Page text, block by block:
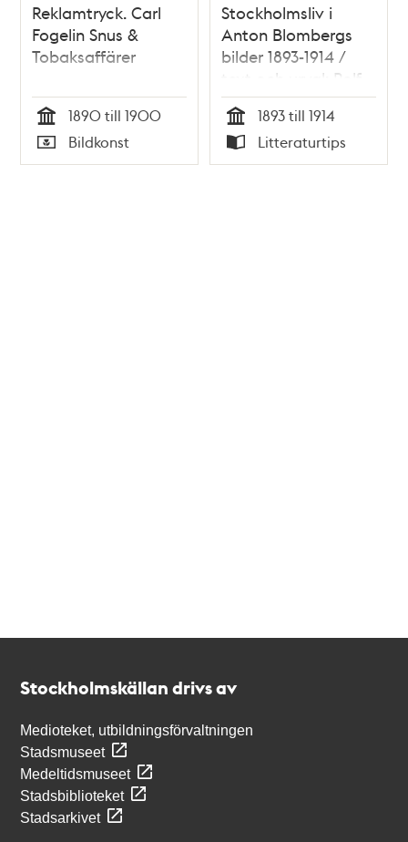
Reklamtryck. Carl
Fogelin Snus &
Tobaksaffärer
Tid
1890 till 1900
Typ
Bildkonst
Stockholmsliv i
Anton Blombergs
bilder 1893-1914 /
text och urval: Rolf
Söderberg
Tid
1893 till 1914
Typ
Litteraturtips
Stockholmskällan drivs av
Medioteket, utbildningsförvaltningen
Stadsmuseet
Medeltidsmuseet
Stadsbiblioteket
Stadsarkivet